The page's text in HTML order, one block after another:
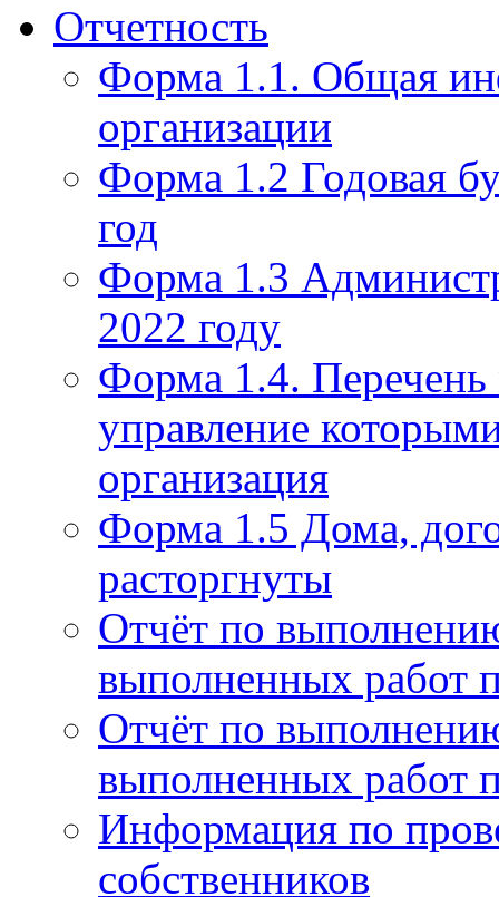
Отчетность
Форма 1.1. Общая
организации
Форма 1.2 Годовая
год
Форма 1.3
2022 году
Форма 1.4.
управление
организация
Форма 1.5 Дома,
расторгнуты
Отчёт по
выполненных работ
Отчёт по
выполненных работ
Информация по
собственников